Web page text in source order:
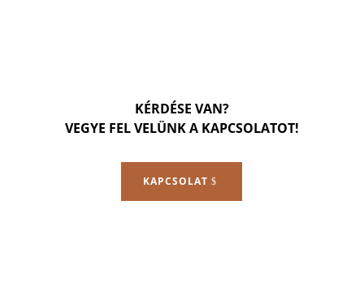
KÉRDÉSE VAN?
VEGYE FEL VELÜNK A KAPCSOLATOT!
KAPCSOLAT